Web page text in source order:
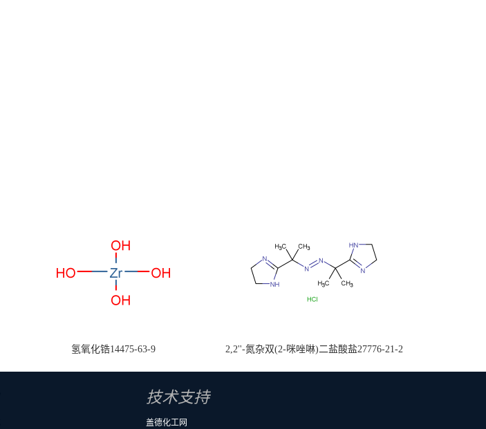
氢氧化锆14475-63-9 2,2''-氮杂双(2-咪唑啉)二盐酸盐27776-21-2
技术支持
盖德化工网